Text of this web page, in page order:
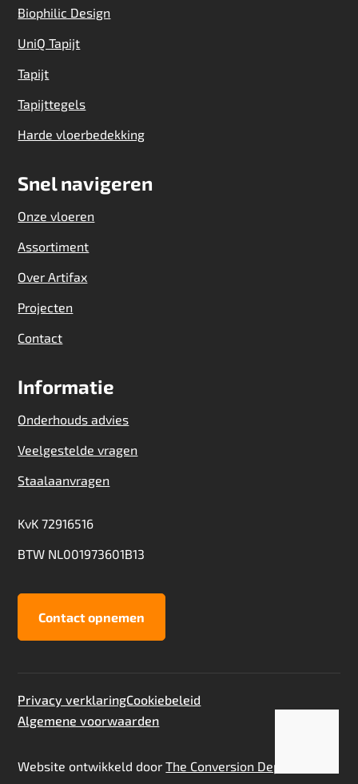
Biophilic Design
UniQ Tapijt
Tapijt
Tapijttegels
Harde vloerbedekking
Snel navigeren
Onze vloeren
Assortiment
Over Artifax
Projecten
Contact
Informatie
Onderhouds advies
Veelgestelde vragen
Staalaanvragen
KvK 72916516
BTW NL001973601B13
Contact opnemen
Privacy verklaringCookiebeleid
Algemene voorwaarden
Website ontwikkeld doorThe Conversion Department